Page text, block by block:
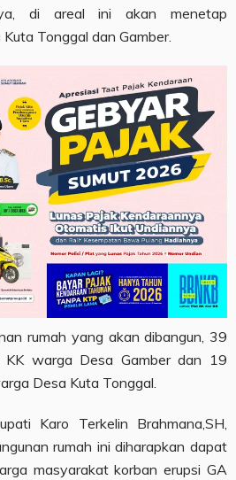
di areal ini akan menetap
Tonggal dan Gamber.
rumah yang akan dibangun, 39
KK warga Desa Gamber dan 19
Desa Kuta Tonggal.
Karo Terkelin Brahmana,SH,
rumah ini diharapkan dapat
masyarakat korban erupsi GA